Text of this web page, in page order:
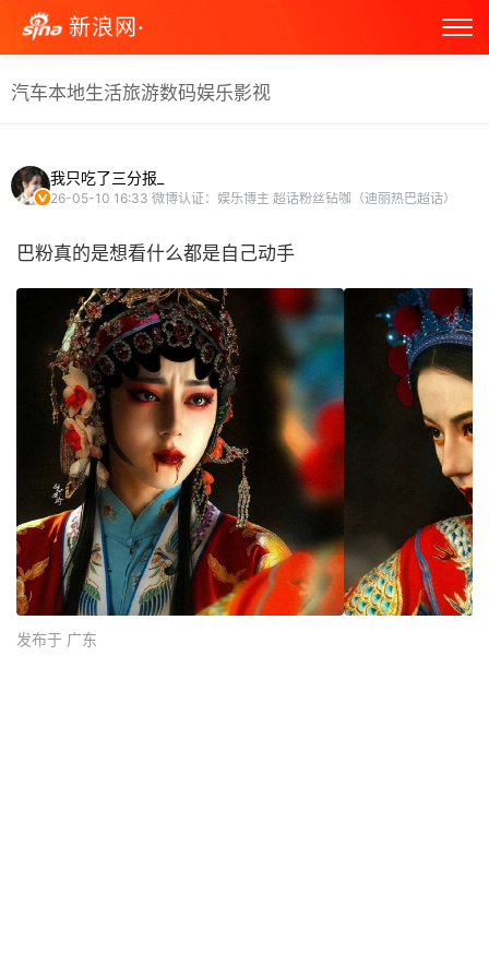
新浪网·
汽车本地生活旅游数码娱乐影视
我只吃了三分报_
26-05-10 16:33 微博认证：娱乐博主 超话粉丝钻咖（迪丽热巴超话）
巴粉真的是想看什么都是自己动手 ​
发布于 广东